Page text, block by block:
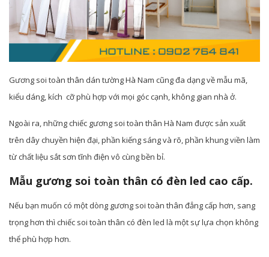
Gương soi toàn thân dán tường Hà Nam cũng đa dạng về mẫu mã,
kiểu dáng, kích cỡ phù hợp với mọi góc cạnh, không gian nhà ở.
Ngoài ra, những chiếc gương soi toàn thân Hà Nam được sản xuất
trên dây chuyền hiện đại, phần kiếng sáng và rõ, phần khung viền làm
từ chất liệu sắt sơn tĩnh điện vô cùng bền bỉ.
Mẫu gương soi toàn thân có đèn led cao cấp.
Nếu bạn muốn có một dòng gương soi toàn thân đẳng cấp hơn, sang
trọng hơn thì chiếc soi toàn thân có đèn led là một sự lựa chọn không
thể phù hợp hơn.